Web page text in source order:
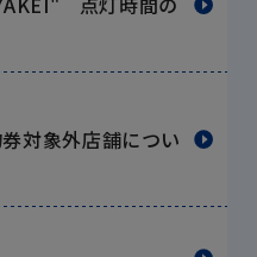
対象外店舗につい